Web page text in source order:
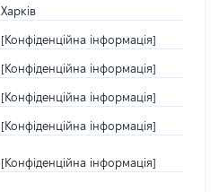
Харків
[Конфіденційна інформація]
[Конфіденційна інформація]
[Конфіденційна інформація]
[Конфіденційна інформація]
[Конфіденційна інформація]